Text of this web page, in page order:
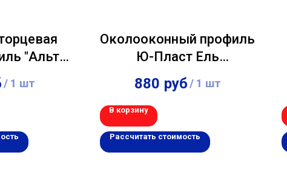
"Альта-
/ 1 шт
Околооконный профиль
Ю-Пласт Ель
ирландская 3,00м
880 руб/ 1 шт
В корзину
Рассчитать стоимость